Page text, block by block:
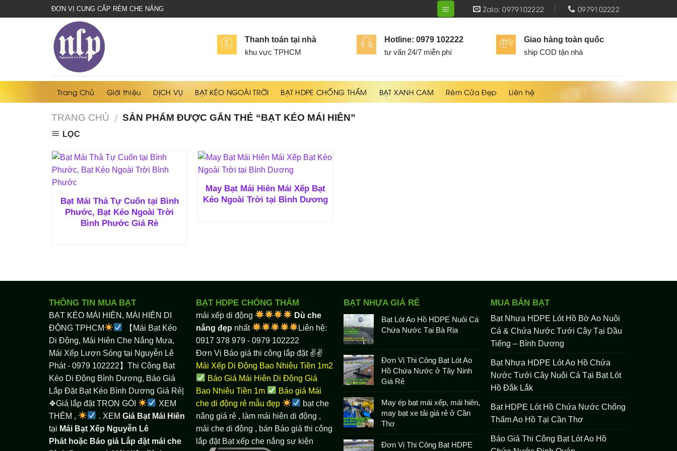
che
ĐƠN VỊ CUNG CẤP RÈM CHE NẮNG Zalo: 0979102222 0979102222
Thanh toán tại nhà
khu vực TPHCM
Hotline: 0979 102222
tư vấn 24/7 miễn phí
Giao hàng toàn quốc
ship COD tận nhà
Trang Chủ Giới thiệu DỊCH VỤ BẠT KÉO NGOÀI TRỜI BẠT HDPE CHỐNG THẤM BẠT XANH CAM Rèm Cửa Đẹp Liên hệ
TRANG CHỦ / SẢN PHẨM ĐƯỢC GẮN THẺ “BẠT KÉO MÁI HIÊN”
LỌC
Bạt Mái Thả Tự Cuốn tại Bình
Phước, Bạt Kéo Ngoài Trời
Bình Phước Giá Rẻ
May Bạt Mái Hiên Mái Xếp Bạt
Kéo Ngoài Trời tại Bình Dương
THÔNG TIN MUA BẠT
BẠT KÉO MÁI HIÊN, MÁI HIÊN DI
ĐỘNG TPHCM
【Mái Bạt Kéo
Di Động, Mái Hiên Che Nắng Mưa,
Mái Xếp Lượn Sóng tại Nguyễn Lê
Phát - 0979 102222】Thi Công Bạt
Kéo Di Động Bình Dương, Báo Giá
Lắp Đặt Bạt Kéo Bình Dương Giá Rẻ|
❖Giá lắp đặt TRỌN GÓI
XEM
THÊM ,
. XEM Giá Bạt Mái Hiên
tại Mái Bạt Xếp Nguyễn Lê
Phát hoặc Báo giá Lắp đặt mái che
BẠT HDPE CHỐNG THẤM
mái xếp di động
Dù che
nắng đẹp nhất
Liên hệ:
0917 378 979 - 0979 102222
Đơn Vị Báo giá thi công lắp đặt ✌✌
Mái Xếp Di Động Bao Nhiêu Tiền 1m2
Báo Giá Mái Hiên Di Động Giá
Bao Nhiêu Tiền 1m
Báo giá Mái
che di động rẻ mẫu đẹp
bạt che
nắng giá rẻ , làm mái hiên di động
mái che di động , bán Báo giá thi công
lắp đặt Bạt xếp che nắng sự kiện
BẠT NHỰA GIÁ RẺ
Bạt Lót Ao Hồ HDPE Nuôi Cá
Chứa Nước Tại Bà Rịa
Đơn Vị Thi Công Bạt Lót Ao
Hồ Chứa Nước ở Tây Ninh
Giá Rẻ
May ép bạt mái xếp, mái hiên,
may bạt xe tải giá rẻ ở Cần
Thơ
Đơn Vị Thi Công Bạt HDPE
MUA BÁN BẠT
Bạt Nhựa HDPE Lót Hồ Bờ Ao Nuôi
Cá & Chứa Nước Tưới Cây Tại Dầu
Tiếng – Bình Dương
Bạt Nhựa HDPE Lót Ao Hồ Chứa
Nước Tưới Cây Nuôi Cá Tại Bạt Lót
Hồ Đắk Lắk
Bạt HDPE Lót Hồ Chứa Nước Chống
Thấm Ao Hồ Tại Cần Thơ
Báo Giá Thi Công Bạt Lót Ao Hồ